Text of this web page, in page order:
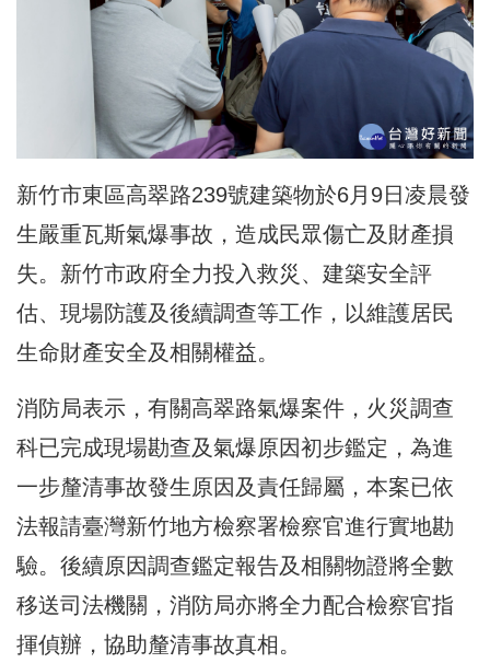
新竹市東區高翠路239號建築物於6月9日凌晨發
生嚴重瓦斯氣爆事故，造成民眾傷亡及財產損
失。新竹市政府全力投入救災、建築安全評
估、現場防護及後續調查等工作，以維護居民
生命財產安全及相關權益。
消防局表示，有關高翠路氣爆案件，火災調查
科已完成現場勘查及氣爆原因初步鑑定，為進
一步釐清事故發生原因及責任歸屬，本案已依
法報請臺灣新竹地方檢察署檢察官進行實地勘
驗。後續原因調查鑑定報告及相關物證將全數
移送司法機關，消防局亦將全力配合檢察官指
揮偵辦，協助釐清事故真相。